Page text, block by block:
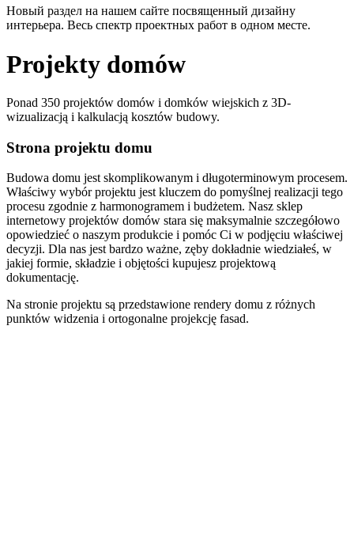
Новый раздел на нашем сайте посвященный дизайну
интерьера. Весь спектр проектных работ в одном месте.
Projekty domów
Ponad 350 projektów domów i domków wiejskich z 3D-
wizualizacją i kalkulacją kosztów budowy.
Strona projektu domu
Budowa domu jest skomplikowanym i długoterminowym procesem.
Właściwy wybór projektu jest kluczem do pomyślnej realizacji tego
procesu zgodnie z harmonogramem i budżetem. Nasz sklep
internetowy projektów domów stara się maksymalnie szczegółowo
opowiedzieć o naszym produkcie i pomóc Ci w podjęciu właściwej
decyzji. Dla nas jest bardzo ważne, zęby dokładnie wiedziałeś, w
jakiej formie, składzie i objętości kupujesz projektową
dokumentację.
Na stronie projektu są przedstawione rendery domu z różnych
punktów widzenia i ortogonalne projekcję fasad.